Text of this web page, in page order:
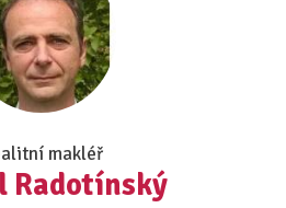
makléř
Radotínský